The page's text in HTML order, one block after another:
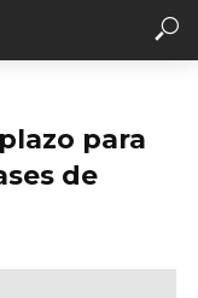
para
de